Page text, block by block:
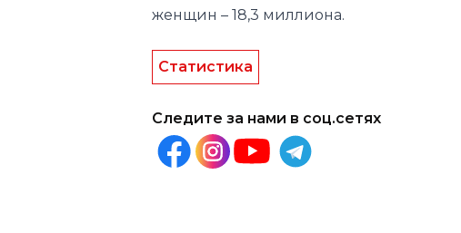
женщин – 18,3 миллиона.
Статистика
Следите за нами в соц.сетях